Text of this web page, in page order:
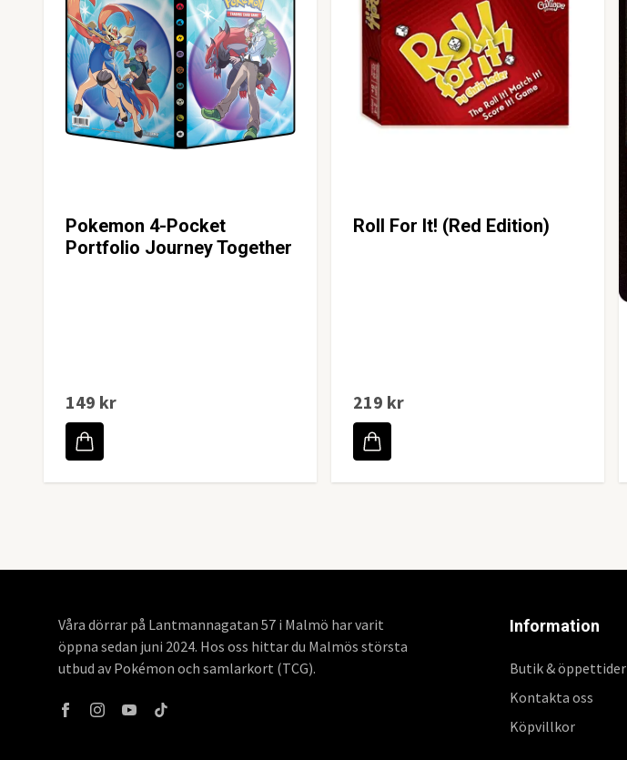
Pokemon 4-Pocket
Portfolio Journey Together
149 kr
Roll For It! (Red Edition)
219 kr
Våra dörrar på Lantmannagatan 57 i Malmö har varit
öppna sedan juni 2024. Hos oss hittar du Malmös största
utbud av Pokémon och samlarkort (TCG).
Information
Butik & öppettider
Kontakta oss
Köpvillkor